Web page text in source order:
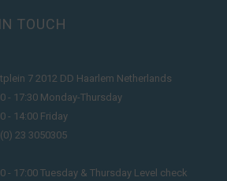
TOUCH
7 2012 DD Haarlem Netherlands
- 17:30 Monday-Thursday
- 14:00 Friday
23 3050305
- 17:00 Tuesday & Thursday Level check